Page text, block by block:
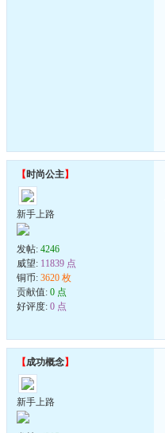
【时尚公主】
新手上路
发帖: 4246
威望: 11839 点
铜币: 3620 枚
贡献值: 0 点
好评度: 0 点
【成功概念】
新手上路